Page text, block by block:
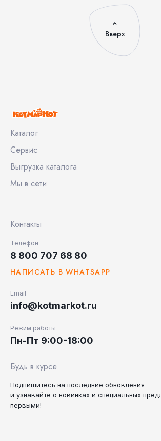
Вверх
Каталог
Сервис
Выгрузка каталога
Мы в сети
Контакты
Телефон
8 800 707 68 80
НАПИСАТЬ В WHATSAPP
Email
info@kotmarkot.ru
Режим работы
Пн-Пт 9:00-18:00
Будь в курсе
Подпишитесь на последние обновления
и узнавайте о новинках и специальных
первыми!